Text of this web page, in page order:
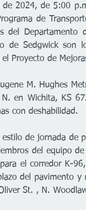
de 2024, de 5:00
de
del
de Sedgwick son
Proyecto de
M. Hughes
en Wichita, KS
con deshabilidad.
de jornada de
del equipo
el corredor K-
del pavimento
St. , N.